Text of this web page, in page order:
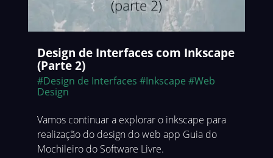
Design de Interfaces com Inkscape
(Parte 2)
#Design de Interfaces #Inkscape #Web
Design
Vamos continuar a explorar o inkscape para
realização do design do web app Guia do
Mochileiro do Software Livre.